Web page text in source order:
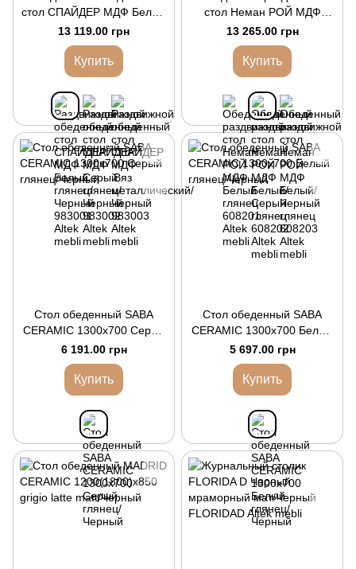
стол СПАЙДЕР МДФ Белый
глянец/Черный
13 119.00 грн
Купить
стол Неман РОЙ МДФ
Белый/Серый глянец
13 265.00 грн
Купить
Стол обеденный SABA
CERAMIC 1300x700 Серый
глянец/Черный
6 191.00 грн
Купить
Стол обеденный SABA
CERAMIC 1300x700 Белый
глянец/Черный
5 697.00 грн
Купить